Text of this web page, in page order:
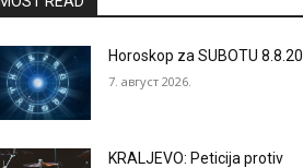
Horoskop za SUBOTU
7. август 2026.
KRALJEVO: Peticija protiv